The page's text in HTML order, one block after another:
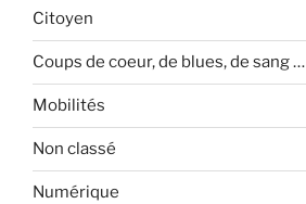
Citoyen
Coups de coeur, de blues, de sang …
Mobilités
Non classé
Numérique